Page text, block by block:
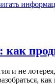
как
и не